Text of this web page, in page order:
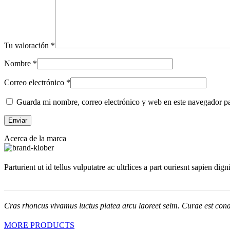
Tu valoración *
Nombre *
Correo electrónico *
Guarda mi nombre, correo electrónico y web en este navegador
Acerca de la marca
Parturient ut id tellus vulputatre ac ultrlices a part ouriesnt sapien
Cras rhoncus vivamus luctus platea arcu laoreet selm. Curae est
MORE PRODUCTS